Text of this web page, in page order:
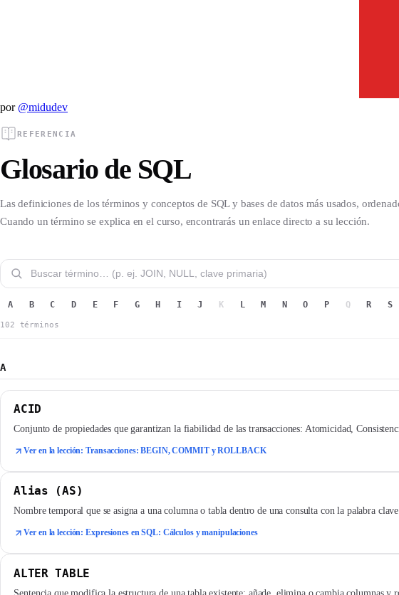
por @midudev
REFERENCIA
Glosario de SQL
Las definiciones de los términos y conceptos de SQL y bases de datos más usados,
Cuando un término se explica en el curso, encontrarás un enlace directo a su lección.
A B C D E F G H I J K L M N O P Q R S
102 términos
A
ACID
Conjunto de propiedades que garantizan la fiabilidad de las transacciones: Atomicidad,
Ver en la lección: Transacciones: BEGIN, COMMIT y ROLLBACK
Alias (AS)
Nombre temporal que se asigna a una columna o tabla dentro de una consulta con la palabra
Ver en la lección: Expresiones en SQL: Cálculos y manipulaciones
ALTER TABLE